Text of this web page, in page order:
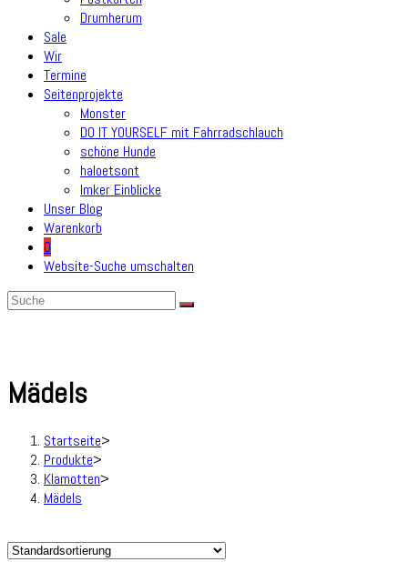
Drumherum
Sale
Wir
Termine
Seitenprojekte
Monster
DO IT YOURSELF mit Fahrradschlauch
schöne Hunde
haloetsont
Imker Einblicke
Unser Blog
Warenkorb
0
Website-Suche umschalten
Mädels
Startseite>
Produkte>
Klamotten>
Mädels